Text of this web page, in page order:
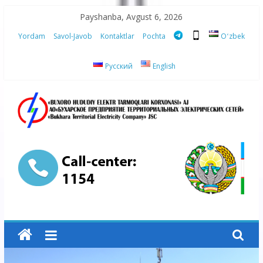
content
Payshanba, Avgust 6, 2026
Yordam Savol-Javob Kontaktlar Pochta Oʻzbek
Русский English
“Buxoro
hududiy
elektr
tarmoqlari